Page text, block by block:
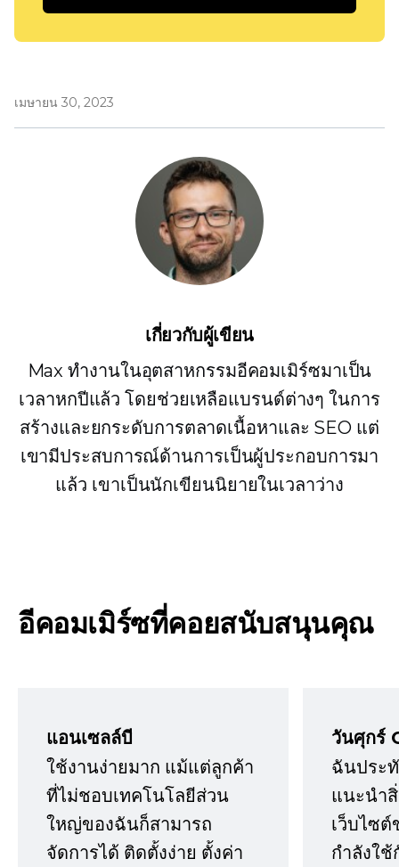
เมษายน 30, 2023
เกี่ยวกับผู้เขียน
Max ทำงานในอุตสาหกรรมอีคอมเมิร์ซมาเป็น
เวลาหกปีแล้ว โดยช่วยเหลือแบรนด์ต่างๆ ในการ
สร้างและยกระดับการตลาดเนื้อหาและ SEO แต่
เขามีประสบการณ์ด้านการเป็นผู้ประกอบการมา
แล้ว เขาเป็นนักเขียนนิยายในเวลาว่าง
อีคอมเมิร์ซที่คอยสนับสนุนคุณ
แอนเซลล์บี
ใช้งานง่ายมาก แม้แต่ลูกค้า
ที่ไม่ชอบเทคโนโลยีส่วน
ใหญ่ของฉันก็สามารถ
จัดการได้ ติดตั้งง่าย ตั้งค่า
วันศุกร์
ฉันประ
แนะนำ
เว็บไซ
กำลังใ